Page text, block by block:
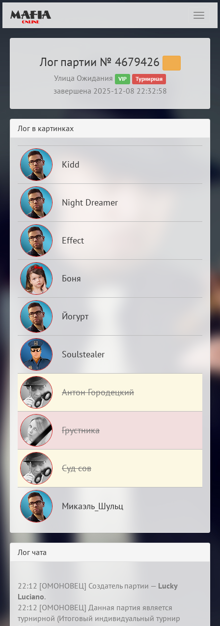
Лог партии № 4679426
Улица Ожидания VIP Турнирная
завершена 2025-12-08 22:32:58
Лог в картинках
Kidd
Night Dreamer
Effect
Боня
Йогурт
Soulstealer
Антон Городецкий
Грустника
Суд сов
Микаэль_Шульц
Лог чата
22:12 [ОМОНОВЕЦ] Создатель партии — Lucky
Luciano.
22:12 [ОМОНОВЕЦ] Данная партия является
турнирной (Итоговый индивидуальный турнир